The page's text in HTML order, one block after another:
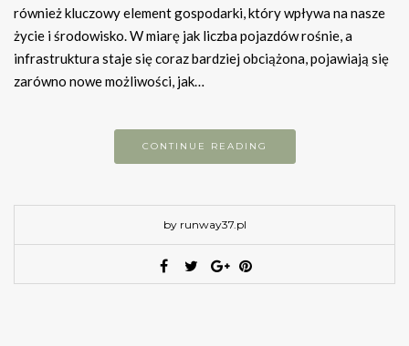
również kluczowy element gospodarki, który wpływa na nasze
życie i środowisko. W miarę jak liczba pojazdów rośnie, a
infrastruktura staje się coraz bardziej obciążona, pojawiają się
zarówno nowe możliwości, jak…
CONTINUE READING
by runway37.pl